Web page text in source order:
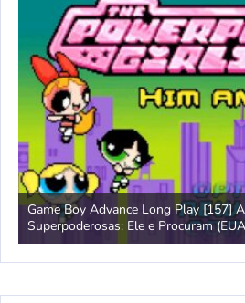
Game Boy Advance Long Play [157]
Superpoderosas: Ele e Procuram